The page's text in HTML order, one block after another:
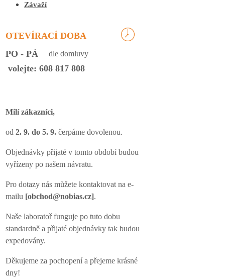
Závaží
OTEVÍRACÍ DOBA
PO - PÁ
dle domluvy
volejte: 608 817 808
Milí zákazníci,
od 2. 9. do 5. 9. čerpáme dovolenou.
Objednávky přijaté v tomto období budou
vyřízeny po našem návratu.
Pro dotazy nás můžete kontaktovat na e-
mailu [obchod@nobias.cz].
Naše laboratoř funguje po tuto dobu
standardně a přijaté objednávky tak budou
expedovány.
Děkujeme za pochopení a přejeme krásné
dny!